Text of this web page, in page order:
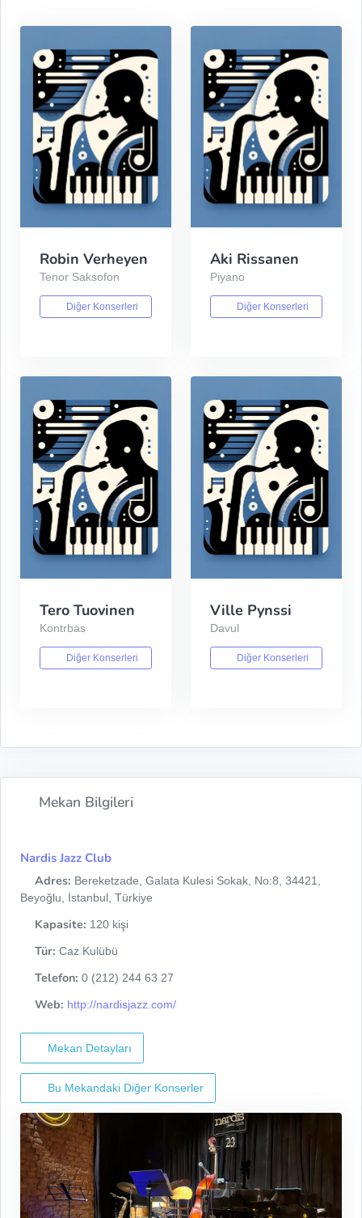
Robin Verheyen
Tenor Saksofon
Diğer Konserleri
Aki Rissanen
Piyano
Diğer Konserleri
Tero Tuovinen
Kontrbas
Diğer Konserleri
Ville Pynssi
Davul
Diğer Konserleri
Mekan Bilgileri
Nardis Jazz Club
Adres: Bereketzade, Galata Kulesi Sokak, No:8, 34421,
Beyoğlu, İstanbul, Türkiye
Kapasite: 120 kişi
Tür: Caz Kulübü
Telefon: 0 (212) 244 63 27
Web: http://nardisjazz.com/
Mekan Detayları
Bu Mekandaki Diğer Konserler